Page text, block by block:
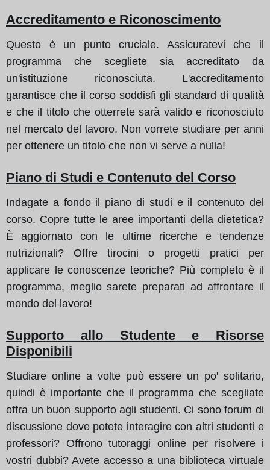
Accreditamento e Riconoscimento
Questo è un punto cruciale. Assicuratevi che il
programma che scegliete sia accreditato da
un'istituzione riconosciuta. L'accreditamento
garantisce che il corso soddisfi gli standard di qualità
e che il titolo che otterrete sarà valido e riconosciuto
nel mercato del lavoro. Non vorrete studiare per anni
per ottenere un titolo che non vi serve a nulla!
Piano di Studi e Contenuto del Corso
Indagate a fondo il piano di studi e il contenuto del
corso. Copre tutte le aree importanti della dietetica?
È aggiornato con le ultime ricerche e tendenze
nutrizionali? Offre tirocini o progetti pratici per
applicare le conoscenze teoriche? Più completo è il
programma, meglio sarete preparati ad affrontare il
mondo del lavoro!
Supporto allo Studente e Risorse
Disponibili
Studiare online a volte può essere un po' solitario,
quindi è importante che il programma che scegliate
offra un buon supporto agli studenti. Ci sono forum di
discussione dove potete interagire con altri studenti e
professori? Offrono tutoraggi online per risolvere i
vostri dubbi? Avete accesso a una biblioteca virtuale